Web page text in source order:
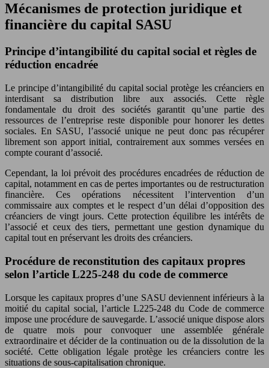
Mécanismes de protection juridique et
financière du capital SASU
Principe d’intangibilité du capital social et règles de
réduction encadrée
Le principe d’intangibilité du capital social protège les créanciers en
interdisant sa distribution libre aux associés. Cette règle
fondamentale du droit des sociétés garantit qu’une partie des
ressources de l’entreprise reste disponible pour honorer les dettes
sociales. En SASU, l’associé unique ne peut donc pas récupérer
librement son apport initial, contrairement aux sommes versées en
compte courant d’associé.
Cependant, la loi prévoit des procédures encadrées de réduction de
capital, notamment en cas de pertes importantes ou de restructuration
financière. Ces opérations nécessitent l’intervention d’un
commissaire aux comptes et le respect d’un délai d’opposition des
créanciers de vingt jours. Cette protection équilibre les intérêts de
l’associé et ceux des tiers, permettant une gestion dynamique du
capital tout en préservant les droits des créanciers.
Procédure de reconstitution des capitaux propres
selon l’article L225-248 du code de commerce
Lorsque les capitaux propres d’une SASU deviennent inférieurs à la
moitié du capital social, l’article L225-248 du Code de commerce
impose une procédure de sauvegarde. L’associé unique dispose alors
de quatre mois pour convoquer une assemblée générale
extraordinaire et décider de la continuation ou de la dissolution de la
société. Cette obligation légale protège les créanciers contre les
situations de sous-capitalisation chronique.